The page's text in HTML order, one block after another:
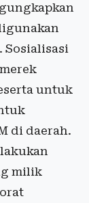
untuk
di daerah.
milik